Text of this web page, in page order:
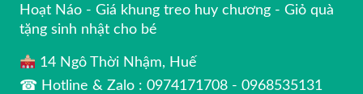
Hoạt Náo - Giá khung treo huy chương - Giỏ quà
tặng sinh nhật cho bé
14 Ngô Thời Nhậm, Huế
☎ Hotline & Zalo : 0974171708 - 0968535131